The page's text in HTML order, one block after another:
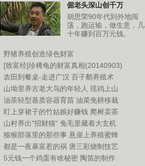
倔老头深山创千万
胡思荣90年代到外地闯
荡，跑运输，做生意，几
十年赚到百万元钱。
野猪养殖创造绿色财富
[致富经]珍稀龟的财富真相(20140903)
农田到餐桌-走进广汉 百子鹅养殖术
山坳里养古老大鸟的年轻人 瑶鸡上山
油茶轻型基质容器育苗 油菜免耕移栽
盯上穿裙子的竹姑娘好赚钱 爬树卖茶
山村养出"招财猫" 兔毛里藏着大玄机
猕猴部落里的那些事 悬崖上养殖蜜蜂
都是一夜暴富惹的祸 唐三彩烧制技艺
5元钱一个鸡蛋有啥秘密 陶笛的制作